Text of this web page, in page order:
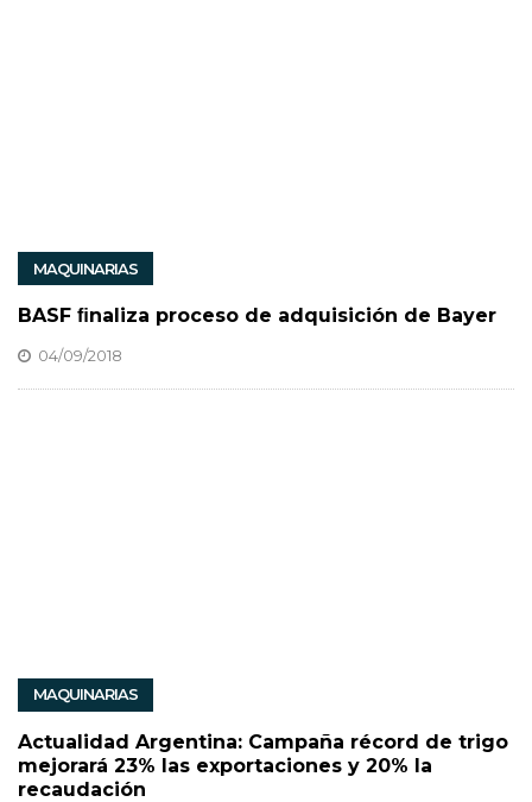
MAQUINARIAS
BASF ﬁnaliza proceso de adquisición de Bayer
04/09/2018
MAQUINARIAS
Actualidad Argentina: Campaña récord de trigo
mejorará 23% las exportaciones y 20% la
recaudación